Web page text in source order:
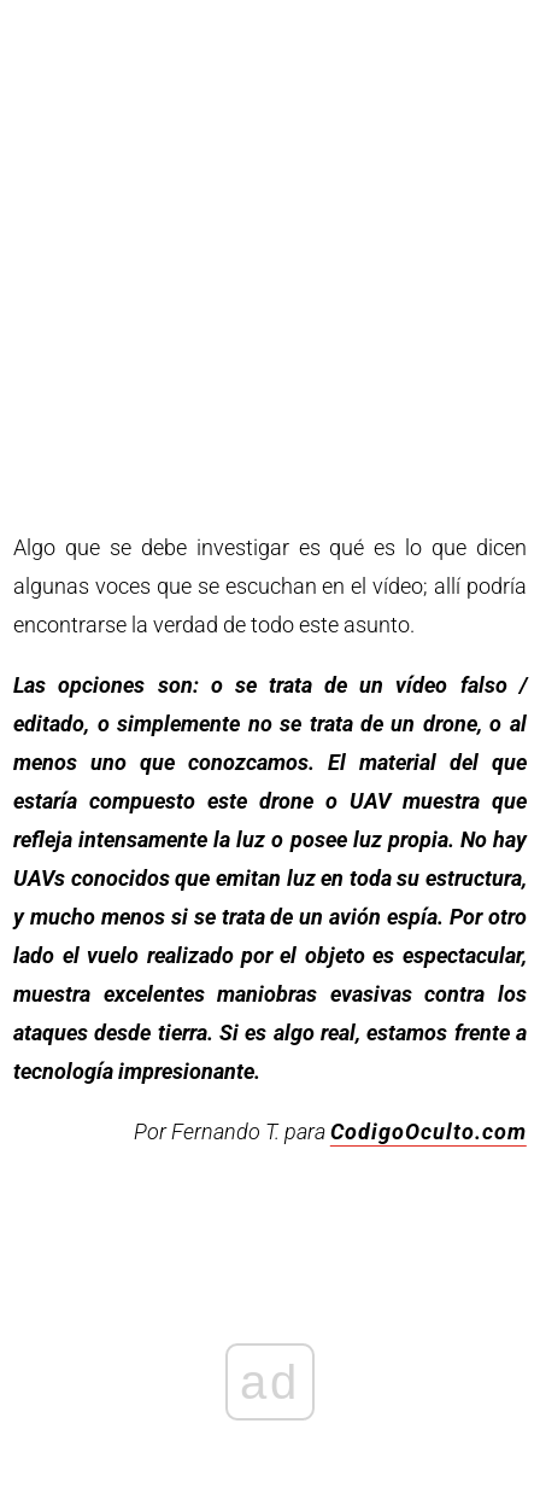
Algo que se debe investigar es qué es lo que dicen
algunas voces que se escuchan en el vídeo; allí podría
encontrarse la verdad de todo este asunto.
Las opciones son: o se trata de un vídeo falso /
editado, o simplemente no se trata de un drone, o al
menos uno que conozcamos. El material del que
estaría compuesto este drone o UAV muestra que
refleja intensamente la luz o posee luz propia. No hay
UAVs conocidos que emitan luz en toda su estructura,
y mucho menos si se trata de un avión espía. Por otro
lado el vuelo realizado por el objeto es espectacular,
muestra excelentes maniobras evasivas contra los
ataques desde tierra. Si es algo real, estamos frente a
tecnología impresionante.
Por Fernando T. paraCodigoOculto.com
ad